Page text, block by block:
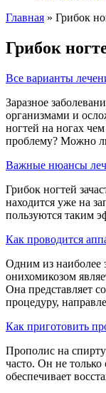
Главная » Грибок
Грибок
Все варианты
Заразное
организмами и
ногтей на ногах
проблему? Можно
Важные нюансы
Грибок ногтей
находится уже на
пользуются таким
Как проводится
Одним из наиболее
онихомикозом
Она представляет
процедуру,
Как приготовить
Прополис на
часто. Он не
обеспечивает